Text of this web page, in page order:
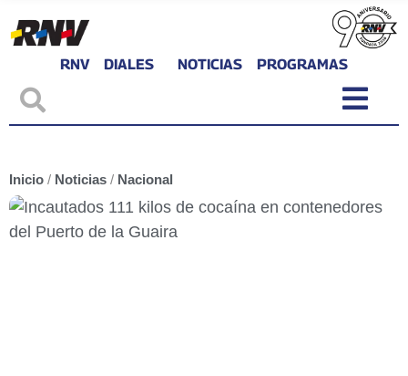
RNV DIALES NOTICIAS PROGRAMAS
Inicio / Noticias / Nacional